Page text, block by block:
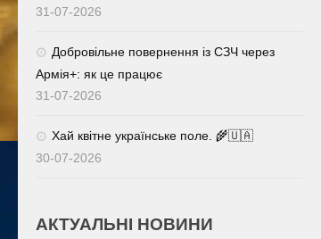
31-07-2026
Добровільне повернення із СЗЧ через
Армія+: як це працює
31-07-2026
Хай квітне українське поле. 🌾🇺🇦
30-07-2026
АКТУАЛЬНІ НОВИНИ